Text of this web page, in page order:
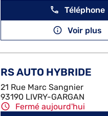
Téléphone
Voir plus
RS AUTO HYBRIDE
21 Rue Marc Sangnier
93190 LIVRY-GARGAN
Fermé aujourd'hui